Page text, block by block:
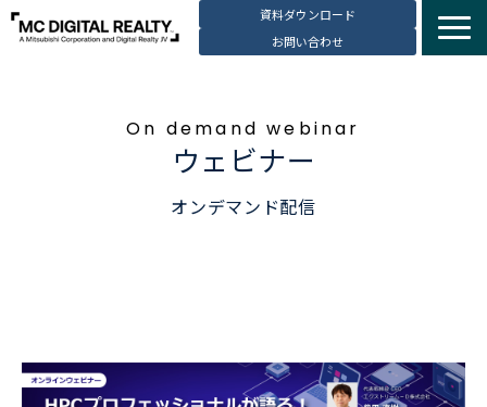
資料ダウンロード
お問い合わせ
データセンター拠点
On demand webinar
ウェビナー
オンデマンド配信